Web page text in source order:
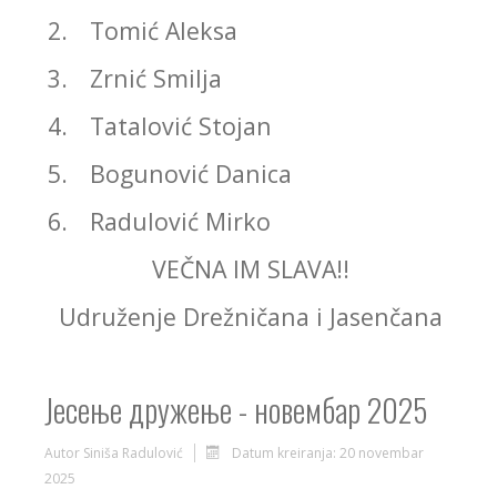
2.
Tomić Aleksa
3.
Zrnić Smilja
4.
Tatalović Stojan
5.
Bogunović Danica
6.
Radulović Mirko
VEČNA IM SLAVA!!
Udruženje Drežničana i Jasenčana
Јесење дружење - новембар 2025
Autor Siniša Radulović
Datum kreiranja: 20 novembar
2025